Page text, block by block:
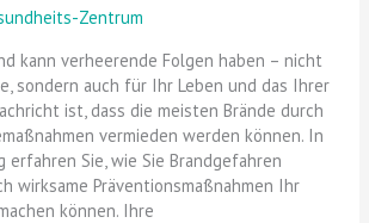
Zentrum
kann verheerende Folgen haben – nicht
sondern auch für Ihr Leben und das Ihrer
ist, dass die meisten Brände durch
vermieden werden können. In
erfahren Sie, wie Sie Brandgefahren
wirksame Präventionsmaßnahmen Ihr
können. Ihre